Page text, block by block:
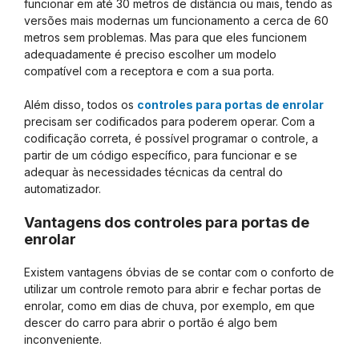
funcionar em até 30 metros de distância ou mais, tendo as
versões mais modernas um funcionamento a cerca de 60
metros sem problemas. Mas para que eles funcionem
adequadamente é preciso escolher um modelo
compatível com a receptora e com a sua porta.
Além disso, todos os controles para portas de enrolar
precisam ser codificados para poderem operar. Com a
codificação correta, é possível programar o controle, a
partir de um código específico, para funcionar e se
adequar às necessidades técnicas da central do
automatizador.
Vantagens dos controles para portas de
enrolar
Existem vantagens óbvias de se contar com o conforto de
utilizar um controle remoto para abrir e fechar portas de
enrolar, como em dias de chuva, por exemplo, em que
descer do carro para abrir o portão é algo bem
inconveniente.